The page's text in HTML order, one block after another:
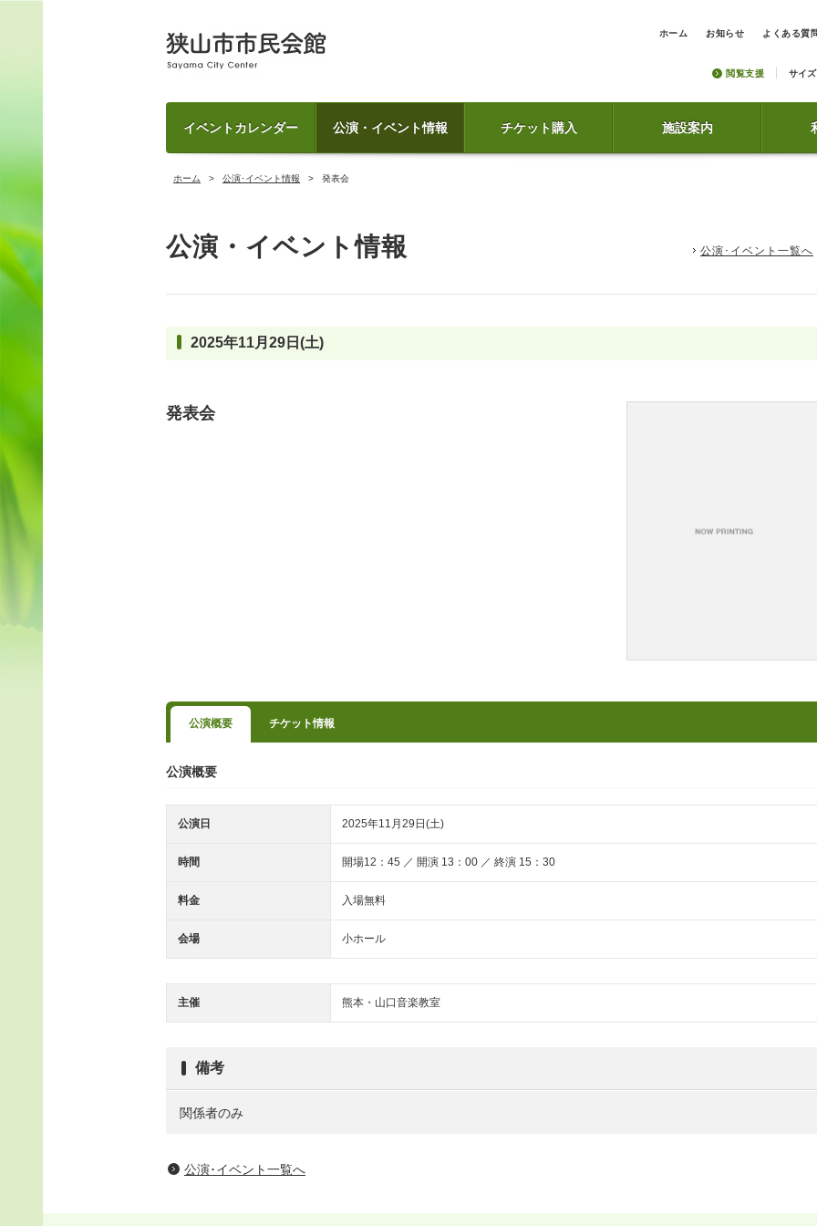
ホーム お知らせ よくある質
閲覧支援 サイズ
イベントカレンダー 公演・イベント情報 チケット購入 施設案内
ホーム 公演･イベント情報 発表会
公演・イベント情報 公演･イベント一覧へ
2025年11月29日(土)
発表会
公演概要 チケット情報
公演概要
公演日 2025年11月29日(土)
時間 開場12：45 ／ 開演 13：00 ／ 終演 15：30
料金 入場無料
会場 小ホール
主催 熊本・山口音楽教室
備考
関係者のみ
公演･イベント一覧へ